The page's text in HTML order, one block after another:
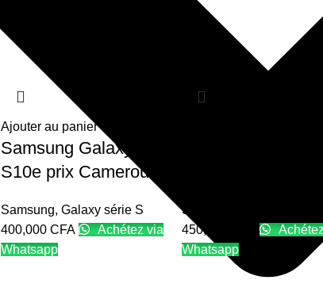
Ajouter au panier
Samsung Galaxy
S10e prix Cameroun
Samsung, Galaxy série S
400,000 CFA
Achétez via
Whatsapp
Samsung
450,000
Whatsapp